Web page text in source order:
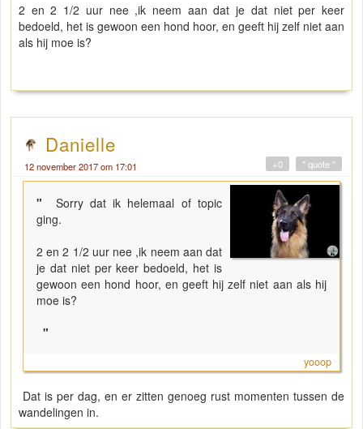
2 en 2 1/2 uur nee ,ik neem aan dat je dat niet per keer
bedoeld, het is gewoon een hond hoor, en geeft hij zelf niet aan
als hij moe is?
Danielle
12 november 2017 om 17:01 " quote "
+0
"
Sorry dat ik helemaal of topic
ging.
2 en 2 1/2 uur nee ,ik neem aan dat
je dat niet per keer bedoeld, het is
gewoon een hond hoor, en geeft hij zelf niet aan als hij
moe is?
"
yooop
Dat is per dag, en er zitten genoeg rust momenten tussen de
wandelingen in.